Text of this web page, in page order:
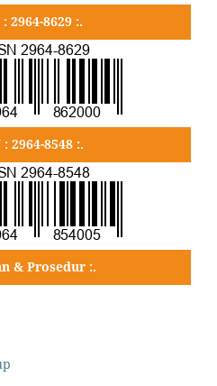
: 2964-8629 :.
: 2964-8548 :.
& Prosedur :.